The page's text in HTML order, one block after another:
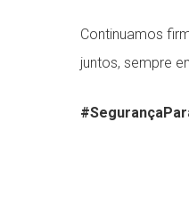
Continuamos
juntos, sempre